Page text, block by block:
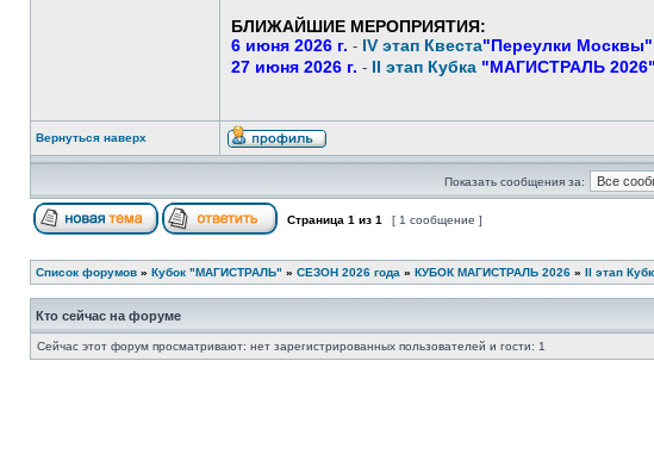
БЛИЖАЙШИЕ МЕРОПРИЯТИЯ:
6 июня 2026 г. - IV этап Квеста"Переулки Москвы"
27 июня 2026 г. - II этап Кубка "МАГИСТРАЛЬ 2026"
Вернуться наверх
Показать сообщения за:
Страница 1 из 1 [ 1 сообщение ]
Список форумов » Кубок "МАГИСТРАЛЬ" » СЕЗОН 2026 года » КУБОК МАГИСТРАЛЬ 2026 » II этап
Кто сейчас на форуме
Сейчас этот форум просматривают: нет зарегистрированных пользователей и гости: 1